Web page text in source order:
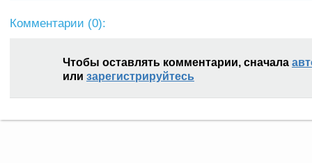
Комментарии (0):
Чтобы оставлять комментарии, сначала
или зарегистрируйтесь